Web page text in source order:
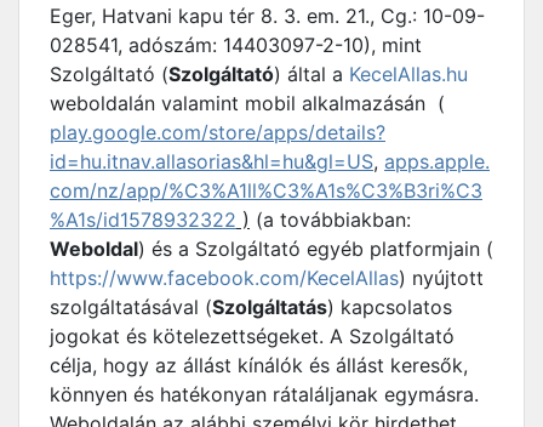
Eger, Hatvani kapu tér 8. 3. em. 21., Cg.: 10-09-
028541, adószám: 14403097-2-10), mint
Szolgáltató (Szolgáltató) által a KecelAllas.hu
weboldalán valamint mobil alkalmazásán (
play.google.com/store/apps/details?
id=hu.itnav.allasorias&hl=hu&gl=US, apps.apple.
com/nz/app/%C3%A1ll%C3%A1s%C3%B3ri%C3
%A1s/id1578932322 ) (a továbbiakban:
Weboldal) és a Szolgáltató egyéb platformjain (
https://www.facebook.com/KecelAllas) nyújtott
szolgáltatásával (Szolgáltatás) kapcsolatos
jogokat és kötelezettségeket. A Szolgáltató
célja, hogy az állást kínálók és állást keresők,
könnyen és hatékonyan rátaláljanak egymásra.